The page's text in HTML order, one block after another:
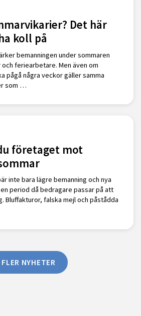
Det här
koll på
bemanningen under sommaren
feriearbetare. Men även om
pågå några veckor gäller samma
som …
företaget mot
inte bara lägre bemanning och nya
period då bedragare passar på att
Bluffakturor, falska mejl och påstådda
FLER NYHETER